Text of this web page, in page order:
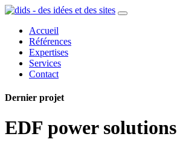
Accueil
Références
Expertises
Services
Contact
Dernier projet
EDF power solutions